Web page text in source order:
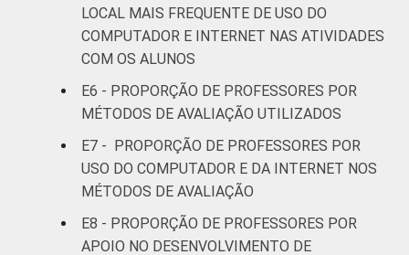
Pública
Estadual
Total —
Públicas
81
Particular 83
SÉRIE
4ª série / 5º
ano do
Ensino
78
LOCAL MAIS FREQUENTE DE USO DO
COMPUTADOR E INTERNET NAS ATIVIDADES
COM OS ALUNOS
E6 - PROPORÇÃO DE PROFESSORES POR
MÉTODOS DE AVALIAÇÃO UTILIZADOS
E7 - PROPORÇÃO DE PROFESSORES POR
USO DO COMPUTADOR E DA INTERNET NOS
MÉTODOS DE AVALIAÇÃO
E8 - PROPORÇÃO DE PROFESSORES POR
APOIO NO DESENVOLVIMENTO DE